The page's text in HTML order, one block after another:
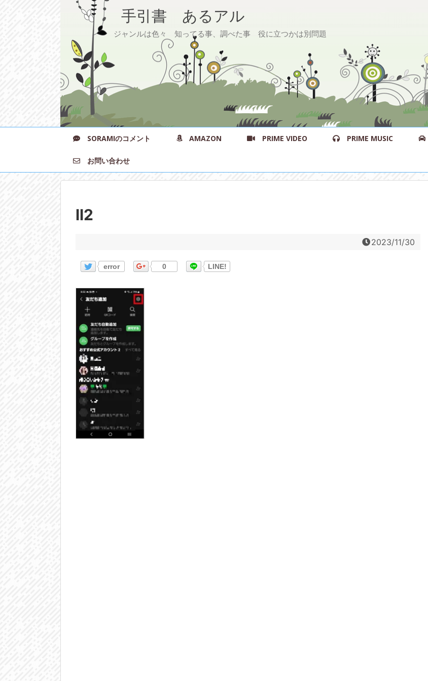
手引書 あるアル
ジャンルは色々 知ってる事、調べた事 役に立つかは別問題
SORAMIのコメント AMAZON PRIME VIDEO PRIME MUSIC
お問い合わせ
ll2
2023/11/30
error 0 LINE!